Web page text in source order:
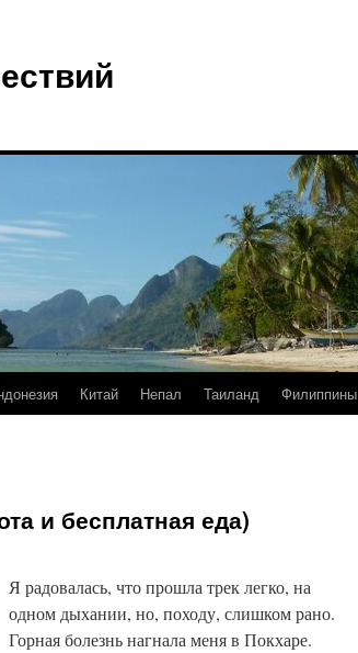
Китай Непал Таиланд Филиппины
и бесплатная еда)
Я радовалась, что прошла трек легко, на
одном дыхании, но, походу, слишком рано.
Горная болезнь нагнала меня в Покхаре.